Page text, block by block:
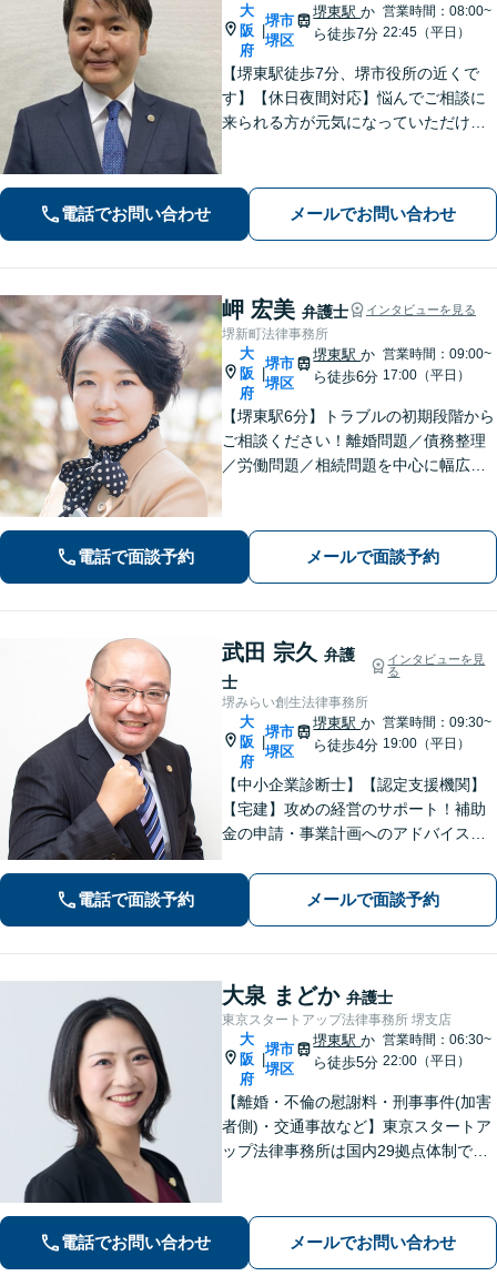
大
阪
府
|
堺市
堺区
堺東駅か
ら徒歩7分
営業時間：08:00~
22:45（平日）
【堺東駅徒歩7分、堺市役所の近くで
す】【休日夜間対応】悩んでご相談に
来られる方が元気になっていただける
ください。分野によっては、初回30分
間の無料相談を実施しております。
電話でお問い合わせ メールでお問い合わせ
岬 宏美 弁護士 インタビューを見る
堺新町法律事務所
大
阪
府
|
堺市
堺区
堺東駅か
ら徒歩6分
営業時間：09:00~
17:00（平日）
【堺東駅6分】トラブルの初期段階から
ご相談ください！離婚問題／債務整理
／労働問題／相続問題を中心に幅広く
す【完全個室】
電話で面談予約 メールで面談予約
武田 宗久 弁護
士
インタビューを見
る
堺みらい創生法律事務所
大
阪
府
|
堺市
堺区
堺東駅か
ら徒歩4分
営業時間：09:30~
19:00（平日）
【中小企業診断士】【認定支援機関】
【宅建】攻めの経営のサポート！補助
金の申請・事業計画へのアドバイス／
せ！財産分与・事業継承／交通事故／
債務整理／労働問題も【夜間・休日面
談】【完全個室】【堺東駅4分】
電話で面談予約 メールで面談予約
大泉 まどか 弁護士
東京スタートアップ法律事務所 堺支店
大
阪
府
|
堺市
堺区
堺東駅か
ら徒歩5分
営業時間：06:30~
22:00（平日）
【離婚・不倫の慰謝料・刑事事件(加害
者側)・交通事故など】東京スタートア
ップ法律事務所は国内29拠点体制で全
専門性の高い弁護士が寄り添い解決を
サポートします。
電話でお問い合わせ メールでお問い合わせ